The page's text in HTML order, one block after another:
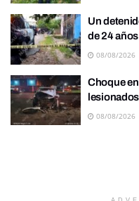
Un
de 24
08/08/2026
Choque
08/08/2026